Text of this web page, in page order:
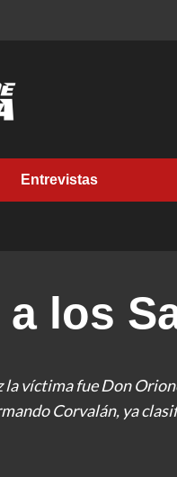
Entrevistas
los
víctima fue Don
Corvalán, ya